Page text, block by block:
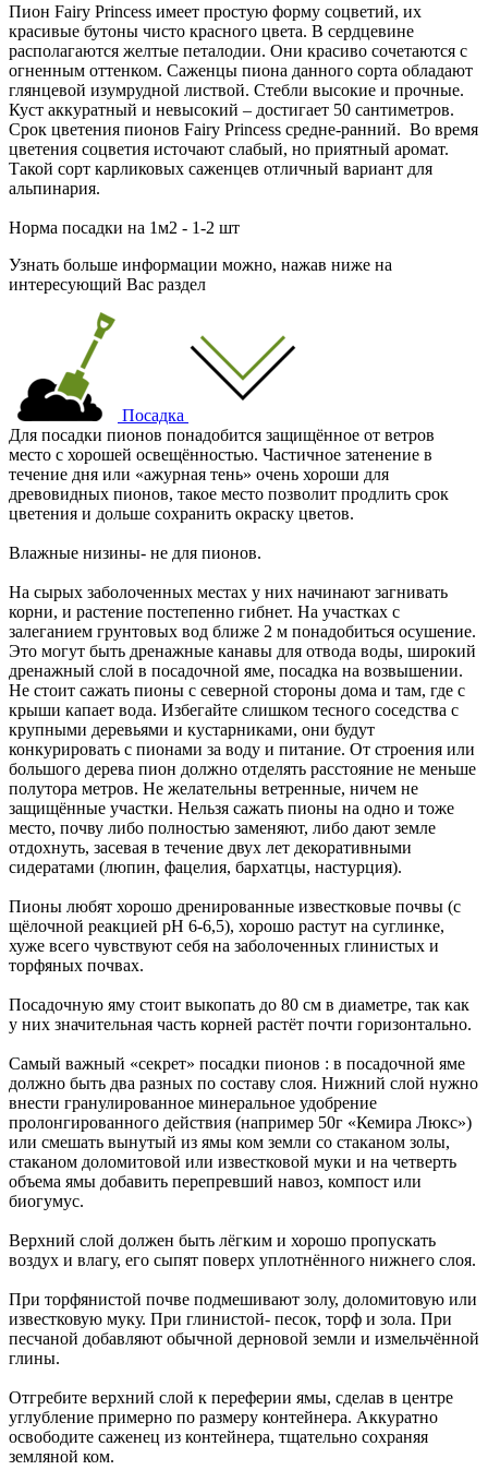
Пион Fairy Princess имеет простую форму соцветий, их
красивые бутоны чисто красного цвета. В сердцевине
располагаются желтые петалодии. Они красиво сочетаются с
огненным оттенком. Саженцы пиона данного сорта обладают
глянцевой изумрудной листвой. Стебли высокие и прочные.
Куст аккуратный и невысокий – достигает 50 сантиметров.
Срок цветения пионов Fairy Princess средне-ранний. Во время
цветения соцветия источают слабый, но приятный аромат.
Такой сорт карликовых саженцев отличный вариант для
альпинария.
Норма посадки на 1м2 - 1-2 шт
Узнать больше информации можно, нажав ниже на
интересующий Вас раздел
Посадка
Для посадки пионов понадобится защищённое от ветров
место с хорошей освещённостью. Частичное затенение в
течение дня или «ажурная тень» очень хороши для
древовидных пионов, такое место позволит продлить срок
цветения и дольше сохранить окраску цветов.
Влажные низины- не для пионов.
На сырых заболоченных местах у них начинают загнивать
корни, и растение постепенно гибнет. На участках с
залеганием грунтовых вод ближе 2 м понадобиться осушение.
Это могут быть дренажные канавы для отвода воды, широкий
дренажный слой в посадочной яме, посадка на возвышении.
Не стоит сажать пионы с северной стороны дома и там, где с
крыши капает вода. Избегайте слишком тесного соседства с
крупными деревьями и кустарниками, они будут
конкурировать с пионами за воду и питание. От строения или
большого дерева пион должно отделять расстояние не меньше
полутора метров. Не желательны ветренные, ничем не
защищённые участки. Нельзя сажать пионы на одно и тоже
место, почву либо полностью заменяют, либо дают земле
отдохнуть, засевая в течение двух лет декоративными
сидератами (люпин, фацелия, бархатцы, настурция).
Пионы любят хорошо дренированные известковые почвы (с
щёлочной реакцией рН 6-6,5), хорошо растут на суглинке,
хуже всего чувствуют себя на заболоченных глинистых и
торфяных почвах.
Посадочную яму стоит выкопать до 80 см в диаметре, так как
у них значительная часть корней растёт почти горизонтально.
Самый важный «секрет» посадки пионов : в посадочной яме
должно быть два разных по составу слоя. Нижний слой нужно
внести гранулированное минеральное удобрение
пролонгированного действия (например 50г «Кемира Люкс»)
или смешать вынутый из ямы ком земли со стаканом золы,
стаканом доломитовой или известковой муки и на четверть
объема ямы добавить перепревший навоз, компост или
биогумус.
Верхний слой должен быть лёгким и хорошо пропускать
воздух и влагу, его сыпят поверх уплотнённого нижнего слоя.
При торфянистой почве подмешивают золу, доломитовую или
известковую муку. При глинистой- песок, торф и зола. При
песчаной добавляют обычной дерновой земли и измельчённой
глины.
Отгребите верхний слой к переферии ямы, сделав в центре
углубление примерно по размеру контейнера. Аккуратно
освободите саженец из контейнера, тщательно сохраняя
земляной ком.